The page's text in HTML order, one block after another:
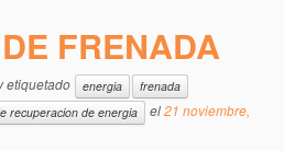
FRENADA
etiquetado energia
frenada
recuperacion de energia el21 noviembre,